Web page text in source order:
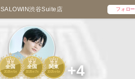
SALOWIN渋谷Suite店 フォロー
1
全国
2025年 5月
2
全国
2025年 7月
3
関東
2025年 6月 +4